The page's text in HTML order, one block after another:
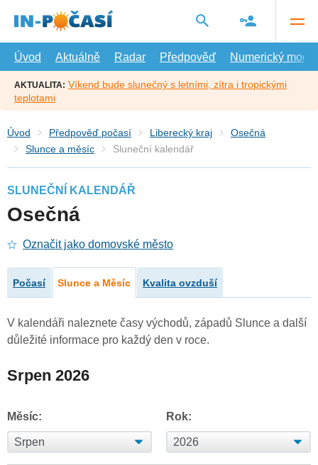
hlavní
Úvod
Aktuálně Radar Předpověď Numerický model
AKTUALITA: Víkend bude slunečný s letními, zítra i tropickými
teplotami
Úvod Předpověď počasí Liberecký kraj
Osečná
Slunce a měsíc
Sluneční kalendář
SLUNEČNÍ KALENDÁŘ
Osečná
Označit jako domovské město
Počasí Slunce a Měsíc Kvalita ovzduší
V kalendáři naleznete časy východů, západů Slunce a další
důležité informace pro každý den v roce.
Srpen 2026
Měsíc: Rok: